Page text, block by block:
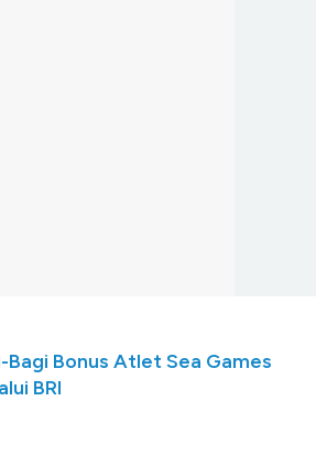
Bagi Bonus Atlet Sea Games
BRI